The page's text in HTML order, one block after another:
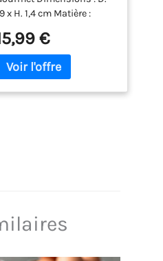
x H. 1,4 cm Matière :
€